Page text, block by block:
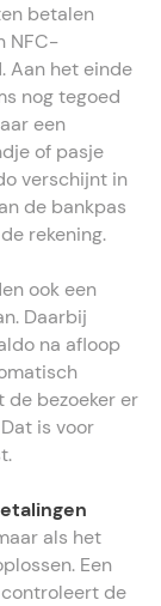
betalen
NFC-
Aan het einde
nog tegoed
een
of pasje
verschijnt in
de bankpas
rekening.
ook een
Daarbij
na afloop
bezoeker er
is voor
als het
Een
de